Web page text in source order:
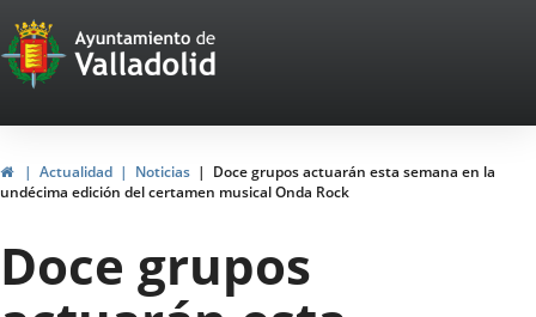
Portal
Web
del
Ayuntamiento
de
Valladolid
InicioActualidad Noticias
Doce grupos actuarán esta semana en la
undécima edición del certamen musical Onda Rock
Doce grupos